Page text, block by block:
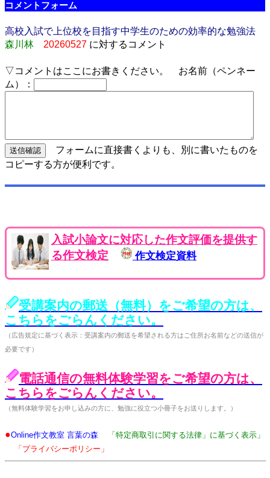
コメントフォーム
高校入試で上位校を目指す中学生のための効率的な勉強法
森川林
20260527 に対するコメント
▽コメントはここにお書きください。 お名前（ペンネー
ム）：
フォームに直接書くよりも、別に書いたものを
コピーする方が便利です。
入試小論文に対応した作文評価を提供す
る作文検定
作文検定資料
受講案内の郵送（無料）をご希望の方は、
こちらをごらんください。
（広告規定に基づく表示：受講案内の郵送を希望される方はご住所お名前などの送信が
必要です）
電話通信の無料体験学習をご希望の方は、
こちらをごらんください。
（無料体験学習をお申し込みの方に、勉強に役立つ小冊子をお送りします。）
●Online作文教室 言葉の森
「特定商取引に関する法律」に基づく表示」
「プライバシーポリシー」